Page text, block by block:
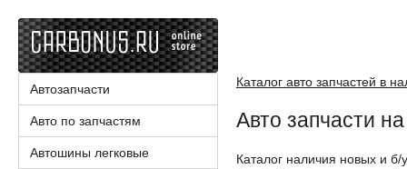
Каталог авто запчастей в
Авто запчасти
Каталог наличия новых и б/
Автозапчасти
Авто по запчастям
Автошины легковые